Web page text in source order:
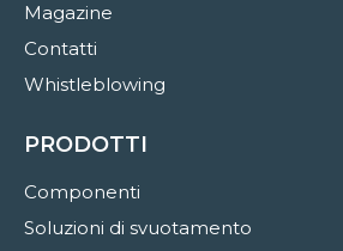
Magazine
Contatti
Whistleblowing
PRODOTTI
Componenti
Soluzioni di svuotamento